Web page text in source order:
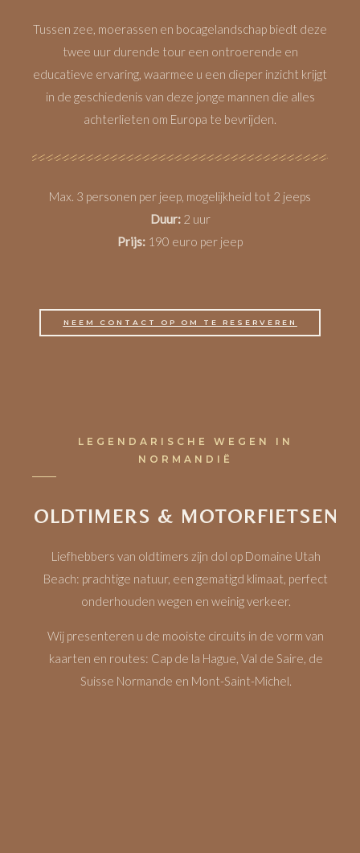
Tussen zee, moerassen en bocagelandschap biedt deze
twee uur durende tour een ontroerende en
educatieve ervaring, waarmee u een dieper inzicht krijgt
in de geschiedenis van deze jonge mannen die alles
achterlieten om Europa te bevrijden.
Max. 3 personen per jeep, mogelijkheid tot 2 jeeps
Duur:2 uur
Prijs: 190 euro per jeep
NEEM CONTACT OP OM TE RESERVEREN
LEGENDARISCHE WEGEN IN
NORMANDIË
OLDTIMERS & MOTORFIETSEN
Liefhebbers van oldtimers zijn dol op Domaine Utah
Beach: prachtige natuur, een gematigd klimaat, perfect
onderhouden wegen en weinig verkeer.
Wij presenteren u de mooiste circuits in de vorm van
kaarten en routes: Cap de la Hague, Val de Saire, de
Suisse Normande en Mont-Saint-Michel.